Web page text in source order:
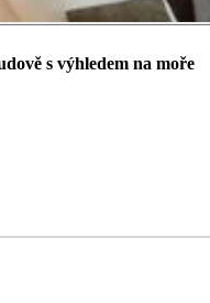
s výhledem na moře